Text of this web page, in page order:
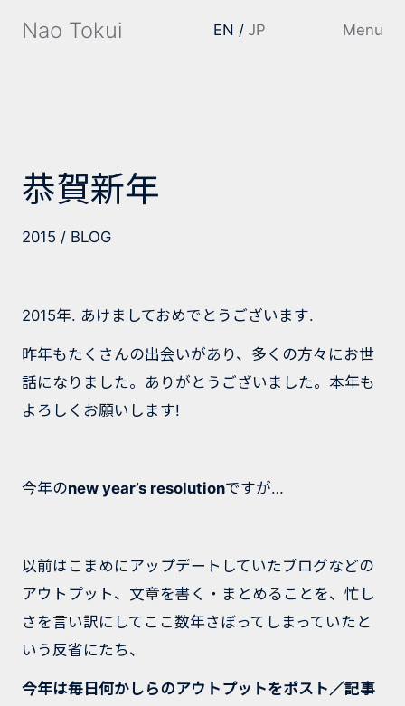
Nao Tokui EN JP Menu
恭賀新年
2015 BLOG
2015年. あけましておめでとうございます.
昨年もたくさんの出会いがあり、多くの方々にお世
話になりました。ありがとうございました。本年も
よろしくお願いします!
今年のnew year’s resolutionですが…
以前はこまめにアップデートしていたブログなどの
アウトプット、文章を書く・まとめることを、忙し
さを言い訳にしてここ数年さぼってしまっていたと
いう反省にたち、
今年は毎日何かしらのアウトプットをポスト／記事